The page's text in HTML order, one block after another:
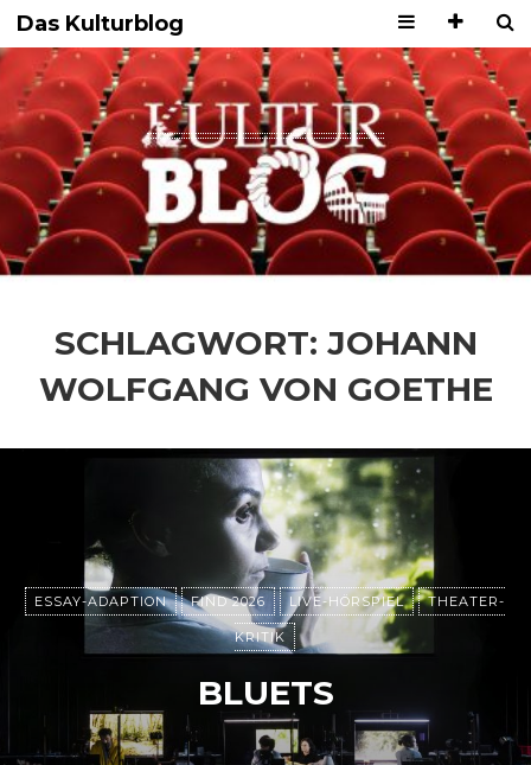
Das Kulturblog
SCHLAGWORT: JOHANN
WOLFGANG VON GOETHE
ESSAY-ADAPTION FIND 2026 LIVE-HÖRSPIEL THEATER-
KRITIK
BLUETS